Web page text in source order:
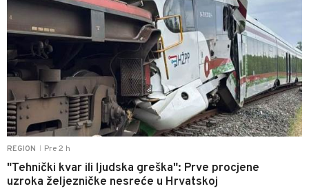
REGION Pre 2 h
"Tehnički kvar ili ljudska greška": Prve procjene
uzroka željezničke nesreće u Hrvatskoj